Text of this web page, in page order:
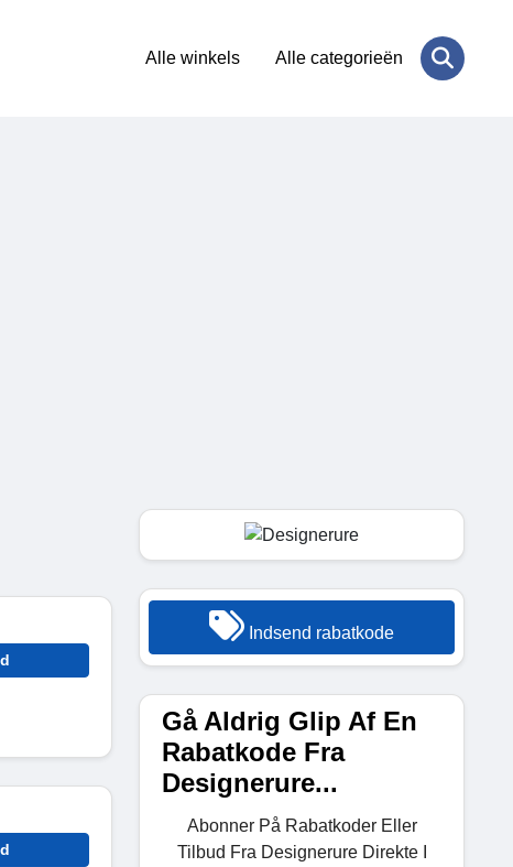
Alle winkels Alle categorieën
Indsend rabatkode
Gå Aldrig Glip Af En
Rabatkode Fra
Designerure...
Abonner På Rabatkoder Eller
Tilbud Fra Designerure Direkte I